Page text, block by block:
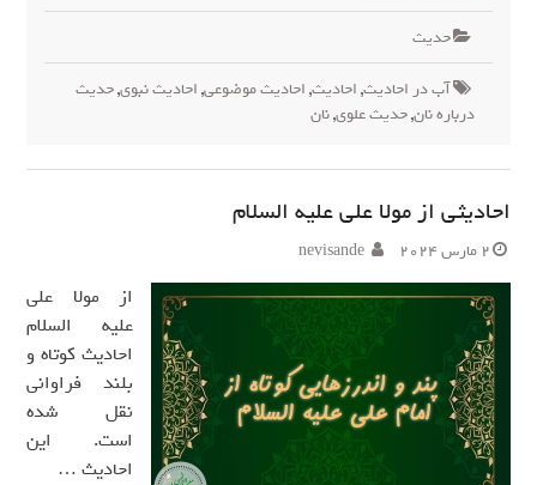
حدیث
آب در احادیث,احادیث,احادیث موضوعی,احادیث نبوی,حدیث
درباره نان,حدیث علوی,نان
احادیثی از مولا علی علیه السلام
2 مارس 2024 nevisande
از مولا علی
علیه السلام
احادیث کوتاه و
بلند فراوانی
نقل شده
است. این
احادیث …